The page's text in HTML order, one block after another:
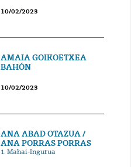
10/02/2023
AMAIA GOIKOETXEA
BAHÓN
10/02/2023
ANA ABAD OTAZUA /
ANA PORRAS PORRAS
1. Mahai-Ingurua